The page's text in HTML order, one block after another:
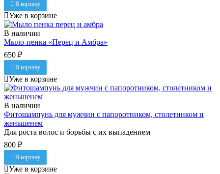
В корзину
Уже в корзине
В наличии
Мыло-пенка «Перец и Амбра»
650 ₽
В корзину
Уже в корзине
В наличии
Фитошампунь для мужчин с папоротником, столетником и
женьшенем
Для роста волос и борьбы с их выпадением
800 ₽
В корзину
Уже в корзине